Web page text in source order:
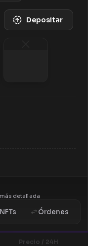
Depositar
detallada
NFTs Órdenes
Precio / 24H